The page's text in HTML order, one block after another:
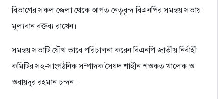
বিভাগের সকল জেলা থেকে আগত নেতৃবৃন্দ বিএনপির সমন্বয় সভায়
মূল্যবান বক্তব্য রাখেন।
সমন্বয় সভাটি যৌথ ভাবে পরিচালনা করেন বিএনপি জাতীয় নির্বাহী
কমিটির সহ-সাংগঠনিক সম্পাদক সৈযদ শাহীন শওকত খালেক ও
ওবায়দুর রহমান চন্দন।